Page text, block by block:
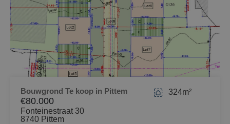
Bouwgrond Te koop in Pittem
€80.000
Fonteinestraat 30
8740 Pittem
324m²